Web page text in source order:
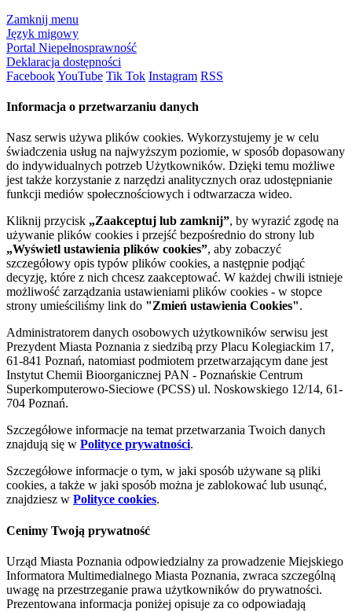
Zamknij menu
Język migowy
Portal Niepełnosprawność
Deklaracja dostępności
FacebookYouTube Tik Tok Instagram RSS
Informacja o przetwarzaniu danych
Nasz serwis używa plików cookies. Wykorzystujemy je w celu
świadczenia usług na najwyższym poziomie, w sposób dopasowany
do indywidualnych potrzeb Użytkowników. Dzięki temu możliwe
jest także korzystanie z narzędzi analitycznych oraz udostępnianie
funkcji mediów społecznościowych i odtwarzacza wideo.
Kliknij przycisk „Zaakceptuj lub zamknij”, by wyrazić zgodę na
używanie plików cookies i przejść bezpośrednio do strony lub
„Wyświetl ustawienia plików cookies”, aby zobaczyć
szczegółowy opis typów plików cookies, a następnie podjąć
decyzję, które z nich chcesz zaakceptować. W każdej chwili istnieje
możliwość zarządzania ustawieniami plików cookies - w stopce
strony umieściliśmy link do "Zmień ustawienia Cookies".
Administratorem danych osobowych użytkowników serwisu jest
Prezydent Miasta Poznania z siedzibą przy Placu Kolegiackim 17,
61-841 Poznań, natomiast podmiotem przetwarzającym dane jest
Instytut Chemii Bioorganicznej PAN - Poznańskie Centrum
Superkomputerowo-Sieciowe (PCSS) ul. Noskowskiego 12/14, 61-
704 Poznań.
Szczegółowe informacje na temat przetwarzania Twoich danych
znajdują się w Polityce prywatności.
Szczegółowe informacje o tym, w jaki sposób używane są pliki
cookies, a także w jaki sposób można je zablokować lub usunąć,
znajdziesz w Polityce cookies.
Cenimy Twoją prywatność
Urząd Miasta Poznania odpowiedzialny za prowadzenie Miejskiego
Informatora Multimedialnego Miasta Poznania, zwraca szczególną
uwagę na przestrzeganie prawa użytkowników do prywatności.
Prezentowana informacja poniżej opisuje za co odpowiadają